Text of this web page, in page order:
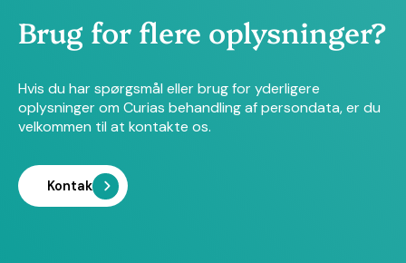
Brug for flere oplysninger?
Hvis du har spørgsmål eller brug for yderligere
oplysninger om Curias behandling af persondata, er du
velkommen til at kontakte os.
Kontakt